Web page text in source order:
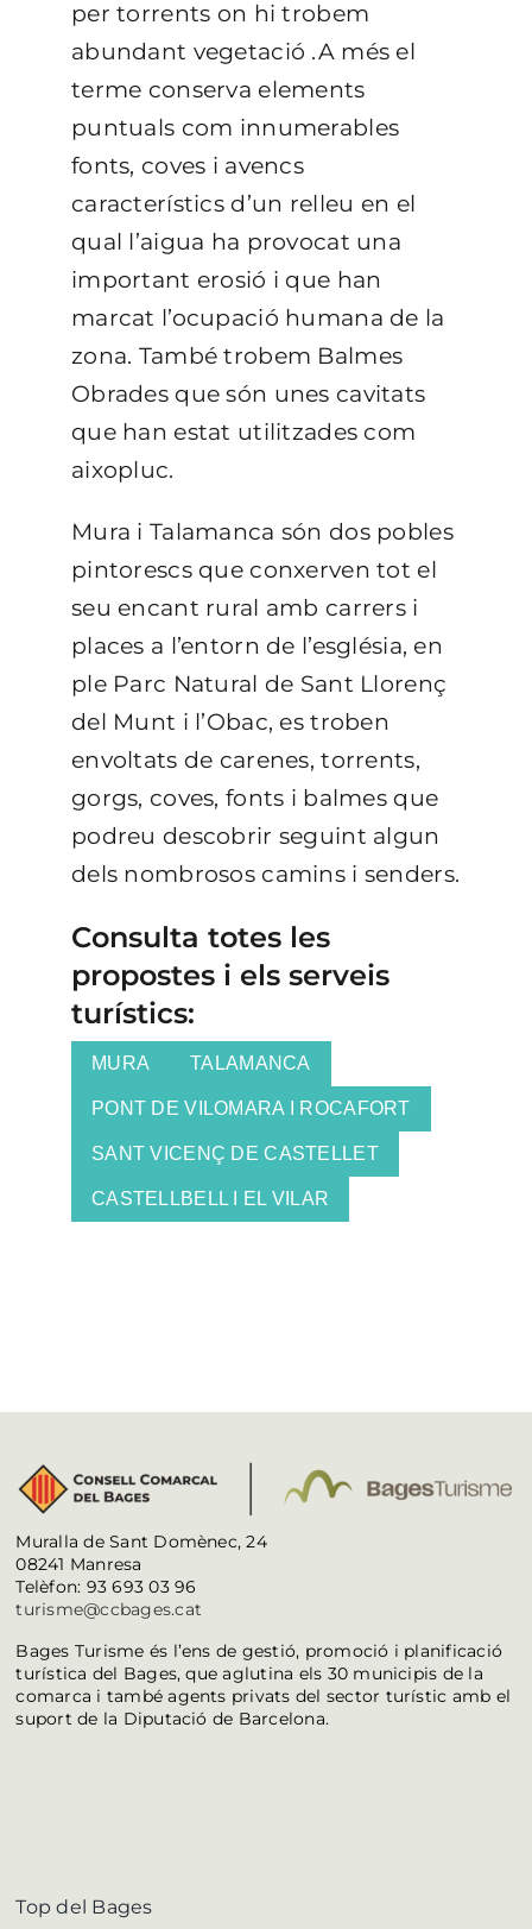
per torrents on hi trobem
abundant vegetació .A més el
terme conserva elements
puntuals com innumerables
fonts, coves i avencs
característics d’un relleu en el
qual l’aigua ha provocat una
important erosió i que han
marcat l’ocupació humana de la
zona. També trobem Balmes
Obrades que són unes cavitats
que han estat utilitzades com
aixopluc.
Mura i Talamanca són dos pobles
pintorescs que conxerven tot el
seu encant rural amb carrers i
places a l’entorn de l’església, en
ple Parc Natural de Sant Llorenç
del Munt i l’Obac, es troben
envoltats de carenes, torrents,
gorgs, coves, fonts i balmes que
podreu descobrir seguint algun
dels nombrosos camins i senders.
Consulta totes les
propostes i els serveis
turístics:
MURA TALAMANCA
PONT DE VILOMARA I ROCAFORT
SANT VICENÇ DE CASTELLET
CASTELLBELL I EL VILAR
Muralla de Sant Domènec, 24
08241 Manresa
Telèfon: 93 693 03 96
turisme@ccbages.cat
Bages Turisme és l’ens de gestió, promoció i planificació
turística del Bages, que aglutina els 30 municipis de la
comarca i també agents privats del sector turístic amb el
suport de la Diputació de Barcelona.
Top del Bages